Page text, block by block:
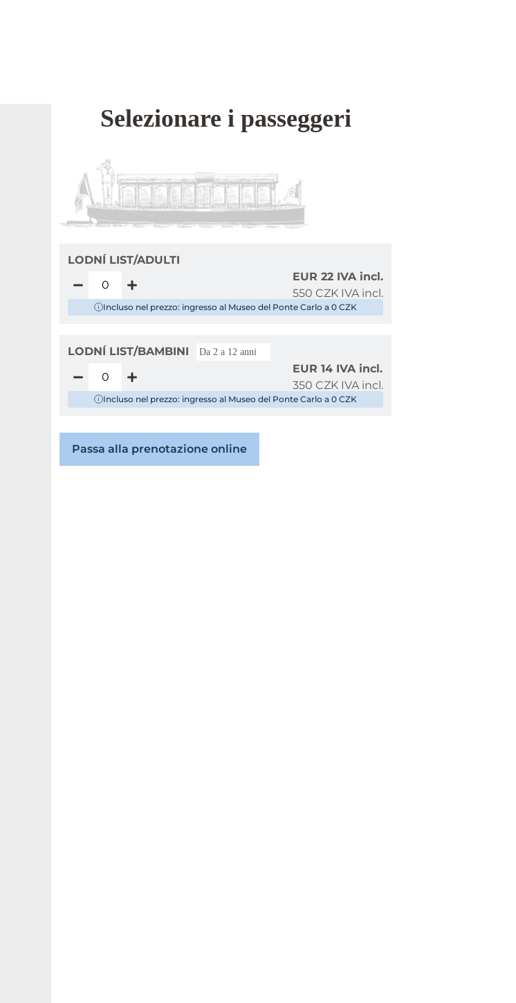
Selezionare i passeggeri
LODNÍ LIST/ADULTI
EUR 22 IVA incl.
550 CZK IVA incl.
Incluso nel prezzo: ingresso al Museo del Ponte Carlo a 0 CZK
LODNÍ LIST/BAMBINI Da 2 a 12 anni
EUR 14 IVA incl.
350 CZK IVA incl.
Incluso nel prezzo: ingresso al Museo del Ponte Carlo a 0 CZK
Passa alla prenotazione online